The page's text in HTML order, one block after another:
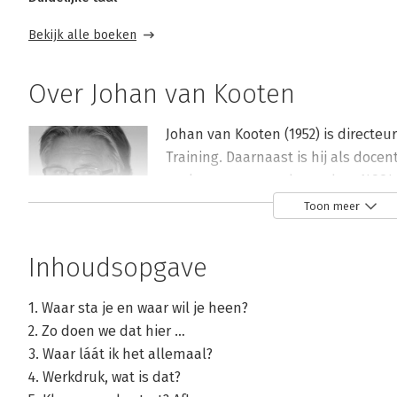
Bekijk alle boeken
Over Johan van Kooten
Johan van Kooten (1952) is
Training. Daarnaast is hij als
werkzaam voor onder andere
ontwikkelen van lesstof en
Andere boeken door Johan van
Bekijk alle boeken
Toon meer
Inhoudsopgave
1. Waar sta je en waar wil je heen?
2. Zo doen we dat hier …
3. Waar láát ik het allemaal?
4. Werkdruk, wat is dat?